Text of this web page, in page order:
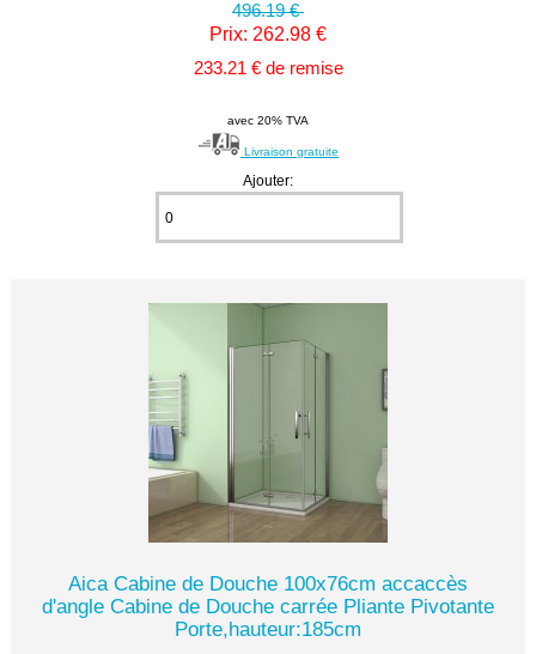
496.19 €
Prix: 262.98 €
233.21 € de remise
avec 20% TVA
Livraison gratuite
Ajouter:
Aica Cabine de Douche 100x76cm accaccès
d'angle Cabine de Douche carrée Pliante Pivotante
Porte,hauteur:185cm